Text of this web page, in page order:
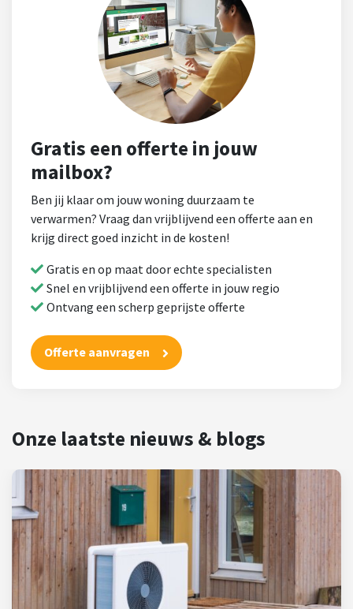
Gratis een offerte in jouw
mailbox?
Ben jij klaar om jouw woning duurzaam te
verwarmen? Vraag dan vrijblijvend een offerte aan en
krijg direct goed inzicht in de kosten!
Gratis en op maat door echte specialisten
Snel en vrijblijvend een offerte in jouw regio
Ontvang een scherp geprijste offerte
Offerte aanvragen
Onze laatste nieuws & blogs